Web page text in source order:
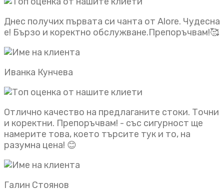
Днес получих първата си чанта от Alore. Чудесна
е! Бързо и коректно обслужване.Препоръчвам!🥰
Иванка Кунчева
Отлично качество на предлаганите стоки. Точни
и коректни. Препоръчвам! - със сигурност ще
намерите това, което търсите тук и то, на
разумна цена! 😊
Галин Стоянов